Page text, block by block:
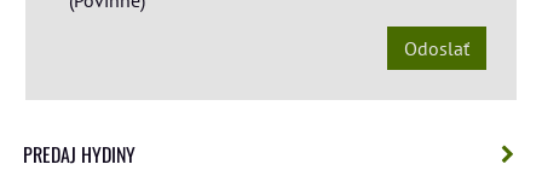
Odoslať
PREDAJ HYDINY